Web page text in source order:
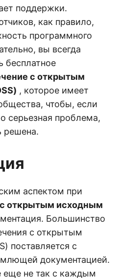
поддержки.
как правило,
программного
вы всегда
бесплатное
с открытым
, которое имеет
чтобы, если
серьезная проблема,
решена.
аспектом при
открытым исходным
Большинство
с открытым
поставляется с
документацией.
еще не так с каждым